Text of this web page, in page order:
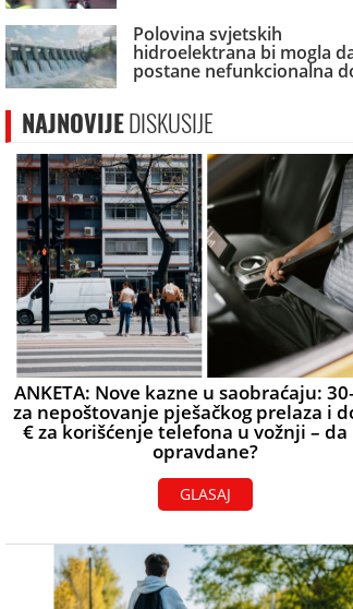
Polovina svjetskih
hidroelektrana bi mogla
postane nefunkcionalna
2060. godine
NAJNOVIJEDISKUSIJE
ANKETA: Nove kazne u saobraćaju:
za nepoštovanje pješačkog prelaza i
€ za korišćenje telefona u vožnji – da
opravdane?
GLASAJ